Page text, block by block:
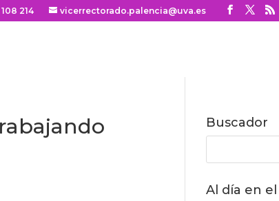
214 vicerrectorado.palencia@uva.es
Buscador
Al día en